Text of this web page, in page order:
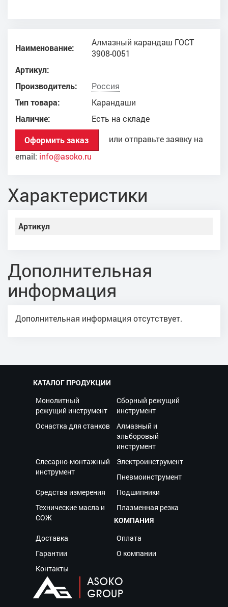
Наименование:
Алмазный карандаш ГОСТ
3908-0051
Артикул:
Производитель:
Россия
Тип товара:
Карандаши
Наличие:
Есть на складе
Оформить заказ
или отправьте заявку на
email: info@asoko.ru
Характеристики
Артикул
Дополнительная
информация
Дополнительная информация отсутствует.
КАТАЛОГ ПРОДУКЦИИ
Монолитный
режущий инструмент
Сборный режущий
инструмент
Оснастка для станков
Алмазный и
эльборовый
инструмент
Слесарно-монтажный
инструмент
Электроинструмент
Пневмоинструмент
Средства измерения
Подшипники
Технические масла и
СОЖ
Плазменная резка
КОМПАНИЯ
Доставка
Оплата
Гарантии
О компании
Контакты